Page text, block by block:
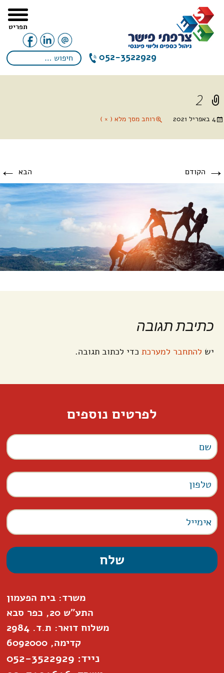
052-3522929
2
4 באפריל 2021 רוחב מסך מלא ( × )
→ הקודם הבא ←
כתיבת תגובה
יש להתחבר למערכת כדי לכתוב תגובה.
לפרטים נוספים
משרד: בית הפעמון
התע"ש 20, כפר סבא
משלוח דואר: ת.ד. 2984
קדימה, 6092000
נייד: 052-3522929
תפריט